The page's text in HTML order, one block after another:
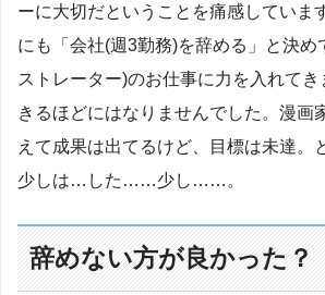
ーに大切だということを痛感していま
にも「会社(週3勤務)を辞める」と決め
ストレーター)のお仕事に力を入れて
きるほどにはなりませんでした。漫画
えて成果は出てるけど、目標は未達。
少しは…した……少し……。
辞めない方が良かった？